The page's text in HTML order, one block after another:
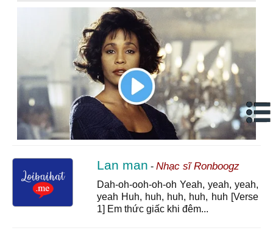
Lan man - Nhạc sĩ Ronboogz
Dah-oh-ooh-oh-oh Yeah, yeah, yeah,
yeah Huh, huh, huh, huh, huh [Verse
1] Em thức giấc khi đêm...